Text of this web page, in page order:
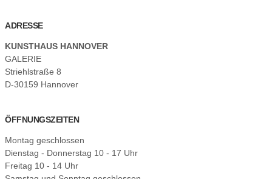
ADRESSE
KUNSTHAUS HANNOVER
GALERIE
Striehlstraße 8
D-30159 Hannover
ÖFFNUNGSZEITEN
Montag geschlossen
Dienstag - Donnerstag 10 - 17 Uhr
Freitag 10 - 14 Uhr